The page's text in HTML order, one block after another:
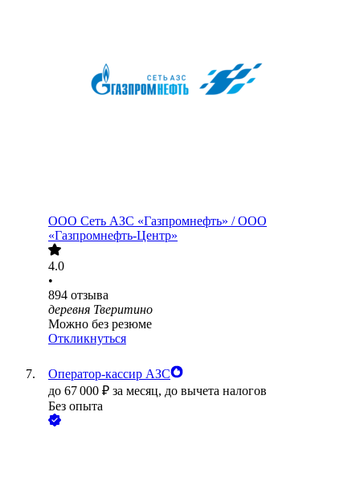
ООО Сеть АЗС «Газпромнефть» / ООО
«Газпромнефть-Центр»
4.0
•
894 отзыва
деревня Тверитино
Можно без резюме
Откликнуться
Оператор-кассир АЗС
до 67 000 ₽ за месяц, до вычета налогов
Без опыта